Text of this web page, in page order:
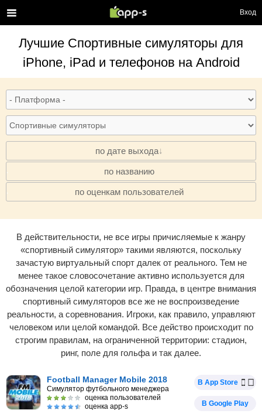
Вход
Лучшие Спортивные симуляторы для
iPhone, iPad и телефонов на Android
по дате выхода
· по названию
· по оценкам пользователей
В действительности, не все игры причисляемые к жанру
«спортивный симулятор» такими являются, поскольку
зачастую виртуальный спорт далек от реального. Тем не
менее такое словосочетание активно используется для
обозначения целой категории игр. Правда, в центре внимания
спортивный симуляторов все же не воспроизведение
реальности, а соревнования. Игроки, как правило, управляют
человеком или целой командой. Все действо происходит по
строгим правилам, на ограниченной территории: стадион,
ринг, поле для гольфа и так далее.
Football Manager Mobile 2018
Симулятор футбольного менеджера
оценка пользователей
оценка app-s
В App Store
В Google Play